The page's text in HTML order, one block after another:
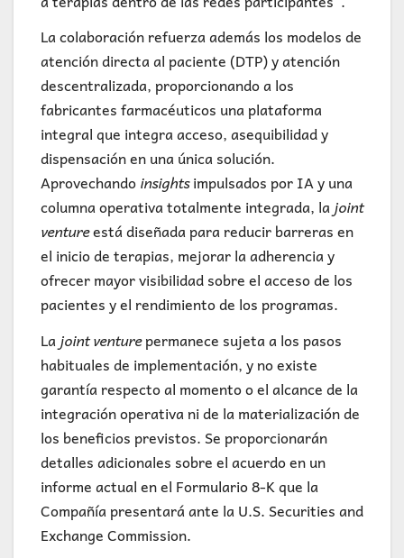
La colaboración refuerza además los modelos de
atención directa al paciente (DTP) y atención
descentralizada, proporcionando a los
fabricantes farmacéuticos una plataforma
integral que integra acceso, asequibilidad y
dispensación en una única solución.
Aprovechandoinsightsimpulsados por IA y una
columna operativa totalmente integrada, lajoint
ventureestá diseñada para reducir barreras en
el inicio de terapias, mejorar la adherencia y
ofrecer mayor visibilidad sobre el acceso de los
pacientes y el rendimiento de los programas.
Lajoint venturepermanece sujeta a los pasos
habituales de implementación, y no existe
garantía respecto al momento o el alcance de la
integración operativa ni de la materialización de
los beneficios previstos. Se proporcionarán
detalles adicionales sobre el acuerdo en un
informe actual en el Formulario 8-K que la
Compañía presentará ante la U.S. Securities and
Exchange Commission.